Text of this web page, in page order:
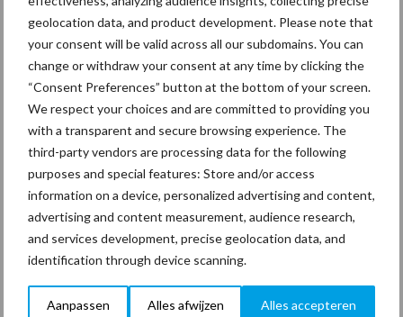
geolocation data, and product development. Please note that
your consent will be valid across all our subdomains. You can
change or withdraw your consent at any time by clicking the
“Consent Preferences” button at the bottom of your screen.
We respect your choices and are committed to providing you
with a transparent and secure browsing experience. The
third-party vendors are processing data for the following
purposes and special features: Store and/or access
information on a device, personalized advertising and content,
advertising and content measurement, audience research,
and services development, precise geolocation data, and
identification through device scanning.
Aanpassen Alles afwijzen Alles accepteren
Primaire
Sidebar
Recent nieuws Partner nieuws
30 dec
Hervorming flexibele
arbeidscontracten kent mitsen en
maren
Toon meer